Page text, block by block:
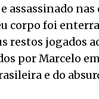
assassinado
corpo foi
restos jogados
por Marcelo
e do